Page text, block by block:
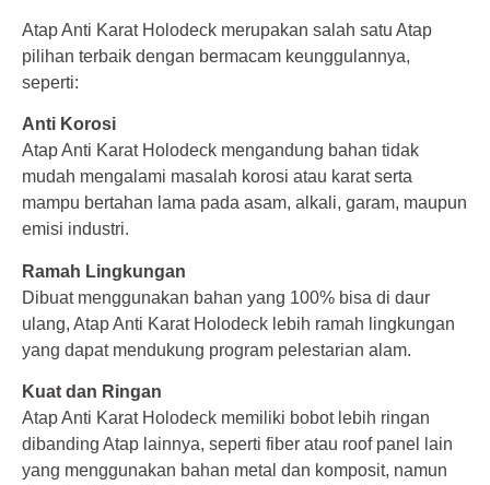
Atap Anti Karat Holodeck merupakan salah satu Atap
pilihan terbaik dengan bermacam keunggulannya,
seperti:
Anti Korosi
Atap Anti Karat Holodeck mengandung bahan tidak
mudah mengalami masalah korosi atau karat serta
mampu bertahan lama pada asam, alkali, garam, maupun
emisi industri.
Ramah Lingkungan
Dibuat menggunakan bahan yang 100% bisa di daur
ulang, Atap Anti Karat Holodeck lebih ramah lingkungan
yang dapat mendukung program pelestarian alam.
Kuat dan Ringan
Atap Anti Karat Holodeck memiliki bobot lebih ringan
dibanding Atap lainnya, seperti fiber atau roof panel lain
yang menggunakan bahan metal dan komposit, namun